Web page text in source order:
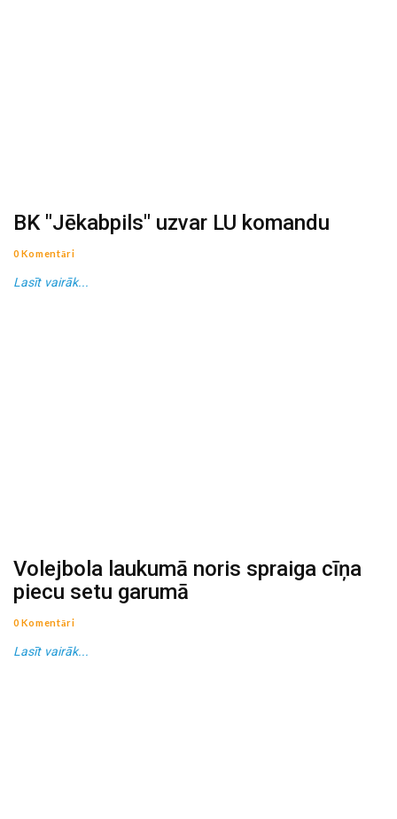
BK "Jēkabpils" uzvar LU komandu
0 Komentāri
Lasīt vairāk...
Volejbola laukumā noris spraiga cīņa
piecu setu garumā
0 Komentāri
Lasīt vairāk...